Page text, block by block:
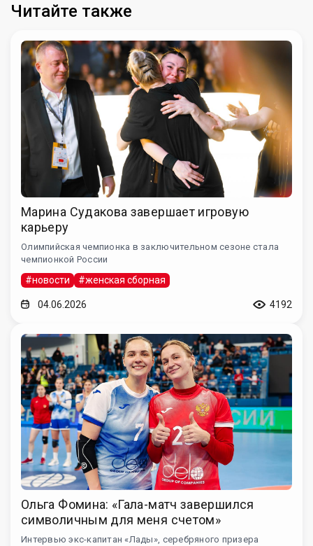
Читайте также
Марина Судакова завершает игровую
карьеру
Олимпийская чемпионка в заключительном сезоне стала
чемпионкой России
#новости #женская сборная
04.06.2026 4192
Ольга Фомина: «Гала-матч завершился
символичным для меня счетом»
Интервью экс-капитан «Лады», серебряного призера